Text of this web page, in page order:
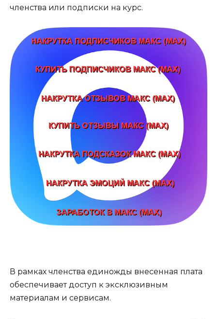
членства или подписки на курс.
В рамках членства единожды внесенная плата
обеспечивает доступ к эксклюзивным
материалам и сервисам.